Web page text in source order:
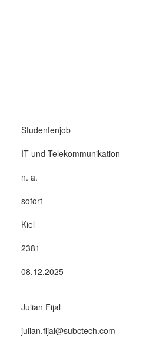
Studentenjob
IT und Telekommunikation
n. a.
sofort
Kiel
2381
08.12.2025
Julian Fijal
julian.fijal@subctech.com